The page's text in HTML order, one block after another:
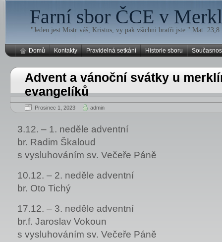
Farní sbor ČCE v
"Jeden jest Mistr váš, Kristus, vy pak všichni bratři jste." Mat. 23,8
Domů Kontakty Pravidelná setkání Historie sboru
Advent a vánoční svátky u
evangelíků
Prosinec 1, 2023 admin
3.12. – 1. neděle adventní
br. Radim Škaloud
s vysluhováním sv. Večeře Páně
10.12. – 2. neděle adventní
br. Oto Tichý
17.12. – 3. neděle adventní
br.f. Jaroslav Vokoun
s vysluhováním sv. Večeře Páně